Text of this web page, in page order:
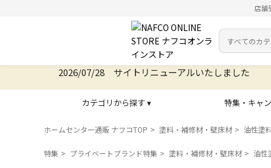
店舗
カテゴリ
検索キーワー
2026/07/28 サイトリニューアルいたしました
カテゴリから探す ▾ 特集・キャ
ホームセンター通販 ナフコTOP 塗料・補修材・壁床材 油性塗
特集 プライベートブランド特集 塗料・補修材・壁床材 油性